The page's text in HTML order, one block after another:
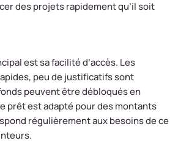
des projets rapidement qu’il soit
est sa facilité d’accès. Les
peu de justificatifs sont
peuvent être débloqués en
prêt est adapté pour des montants
régulièrement aux besoins de ce